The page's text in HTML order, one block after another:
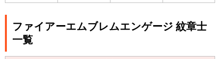
ファイアーエムブレムエンゲージ 紋章士
一覧